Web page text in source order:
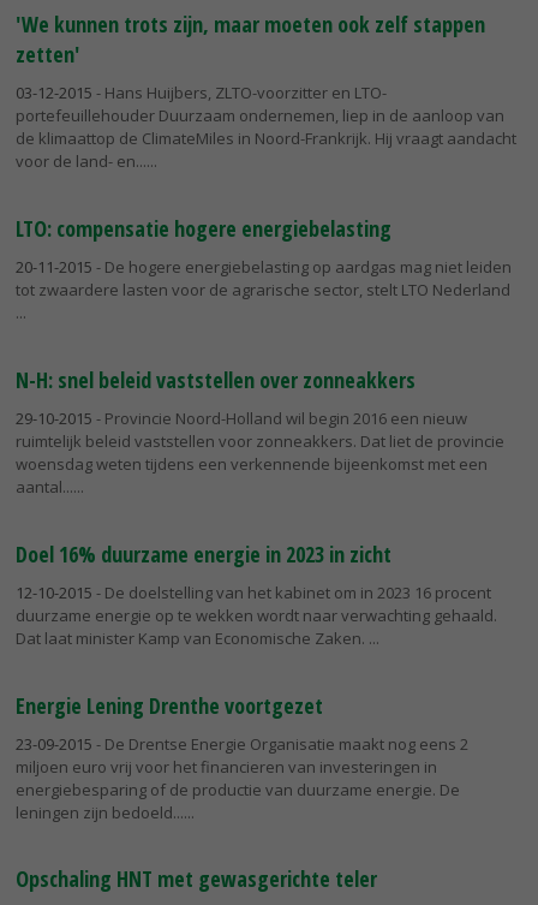
'We kunnen trots zijn, maar moeten ook zelf stappen
zetten'
03-12-2015 - Hans Huijbers, ZLTO-voorzitter en LTO-
portefeuillehouder Duurzaam ondernemen, liep in de aanloop van
de klimaattop de ClimateMiles in Noord-Frankrijk. Hij vraagt aandacht
voor de land- en...
LTO: compensatie hogere energiebelasting
20-11-2015 - De hogere energiebelasting op aardgas mag niet leiden
tot zwaardere lasten voor de agrarische sector, stelt LTO Nederland
N-H: snel beleid vaststellen over zonneakkers
29-10-2015 - Provincie Noord-Holland wil begin 2016 een nieuw
ruimtelijk beleid vaststellen voor zonneakkers. Dat liet de provincie
woensdag weten tijdens een verkennende bijeenkomst met een
aantal...
Doel 16% duurzame energie in 2023 in zicht
12-10-2015 - De doelstelling van het kabinet om in 2023 16 procent
duurzame energie op te wekken wordt naar verwachting gehaald.
Dat laat minister Kamp van Economische Zaken.
Energie Lening Drenthe voortgezet
23-09-2015 - De Drentse Energie Organisatie maakt nog eens 2
miljoen euro vrij voor het financieren van investeringen in
energiebesparing of de productie van duurzame energie. De
leningen zijn bedoeld...
Opschaling HNT met gewasgerichte teler